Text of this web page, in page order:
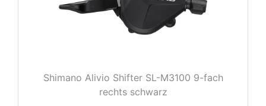
Shimano Alivio Shifter SL-M3100 9-fach
rechts schwarz